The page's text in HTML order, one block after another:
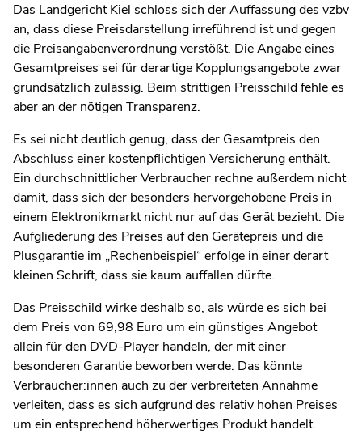
Das Landgericht Kiel schloss sich der Auffassung des vzbv
an, dass diese Preisdarstellung irreführend ist und gegen
die Preisangabenverordnung verstößt. Die Angabe eines
Gesamtpreises sei für derartige Kopplungsangebote zwar
grundsätzlich zulässig. Beim strittigen Preisschild fehle es
aber an der nötigen Transparenz.
Es sei nicht deutlich genug, dass der Gesamtpreis den
Abschluss einer kostenpflichtigen Versicherung enthält.
Ein durchschnittlicher Verbraucher rechne außerdem nicht
damit, dass sich der besonders hervorgehobene Preis in
einem Elektronikmarkt nicht nur auf das Gerät bezieht. Die
Aufgliederung des Preises auf den Gerätepreis und die
Plusgarantie im „Rechenbeispiel“ erfolge in einer derart
kleinen Schrift, dass sie kaum auffallen dürfte.
Das Preisschild wirke deshalb so, als würde es sich bei
dem Preis von 69,98 Euro um ein günstiges Angebot
allein für den DVD-Player handeln, der mit einer
besonderen Garantie beworben werde. Das könnte
Verbraucher:innen auch zu der verbreiteten Annahme
verleiten, dass es sich aufgrund des relativ hohen Preises
um ein entsprechend höherwertiges Produkt handelt.